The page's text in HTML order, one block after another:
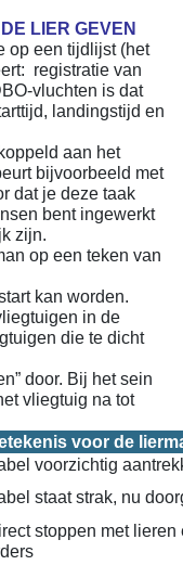
LIER GEVEN
op een tijdlijst (het
registratie van
vluchten is dat
landingstijd en
aan het
bijvoorbeeld met
dat je deze taak
bent ingewerkt
zijn.
op een teken van
kan worden.
in de
die te dicht
door. Bij het sein
vliegtuig na tot
voor de
voorzichtig
staat strak, nu
stoppen met